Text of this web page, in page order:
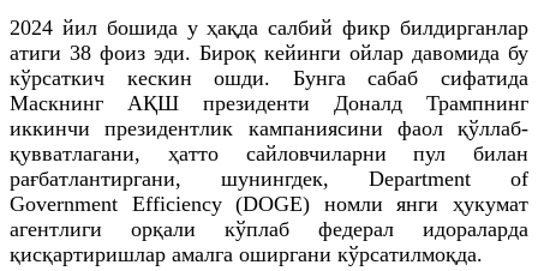
2024 йил бошида у ҳақда салбий фикр билдирганлар
атиги 38 фоиз эди. Бироқ кейинги ойлар давомида бу
кўрсаткич кескин ошди. Бунга сабаб сифатида
Маскнинг АҚШ президенти Доналд Трампнинг
иккинчи президентлик кампаниясини фаол қўллаб-
қувватлагани, ҳатто сайловчиларни пул билан
рағбатлантиргани, шунингдек, Department of
Government Efficiency (DOGE) номли янги ҳукумат
агентлиги орқали кўплаб федерал идораларда
қисқартиришлар амалга оширгани кўрсатилмоқда.